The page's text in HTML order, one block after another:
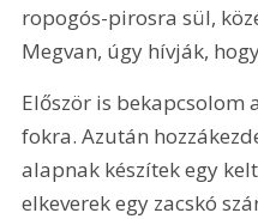
ropogós-pirosra sül,
Megvan, úgy hívják,
Először is bekapcsolom
fokra. Azután
alapnak készítek egy
elkeverek egy zacskó